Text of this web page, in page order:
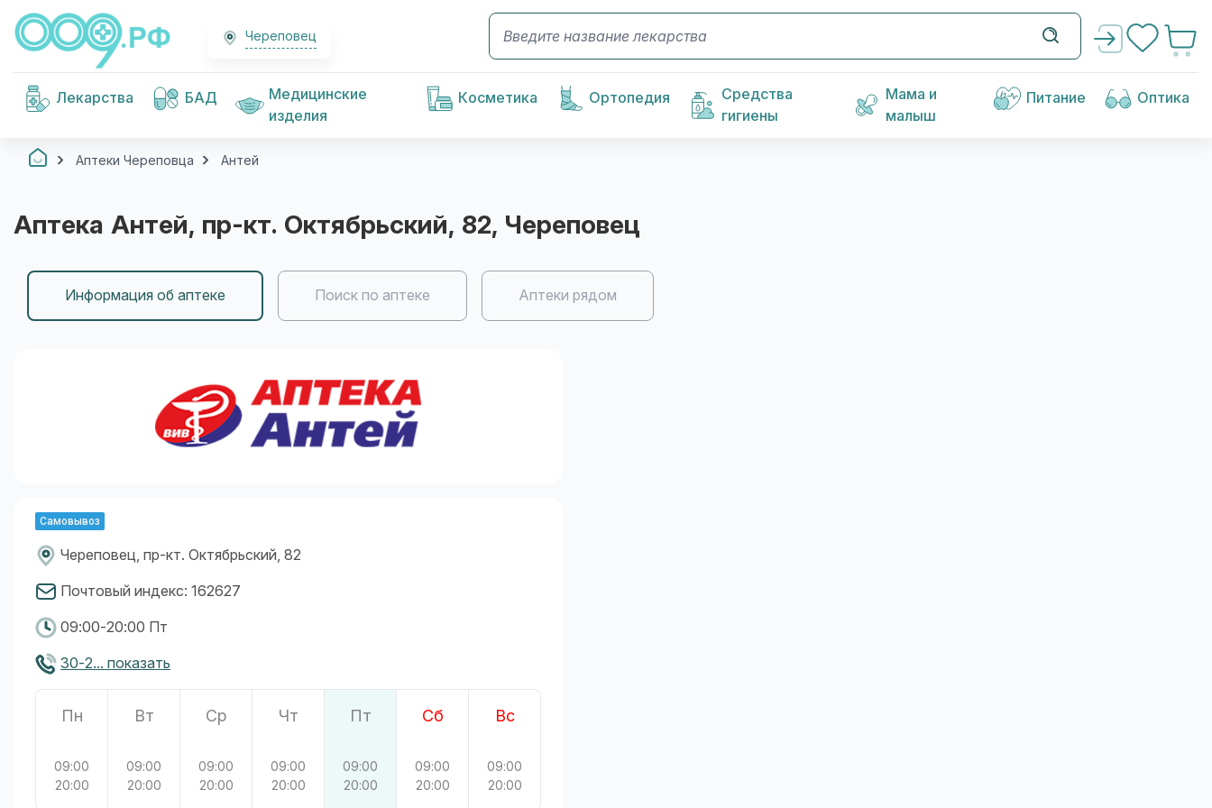
Череповец
Лекарства БАД
Медицинские
изделия
Косметика Ортопедия
Средства
гигиены
Мама и
малыш
Питание Оптика
Аптеки Череповца Антей
Аптека Антей, пр-кт. Октябрьский, 82, Череповец
Информация об аптеке Поиск по аптеке Аптеки рядом
Самовывоз
Череповец, пр-кт. Октябрьский, 82
Почтовый индекс: 162627
09:00-20:00 Пт
30-2... показать
Пн
09:00
20:00
Вт
09:00
20:00
Ср
09:00
20:00
Чт
09:00
20:00
Пт
09:00
20:00
Сб
09:00
20:00
Вс
09:00
20:00